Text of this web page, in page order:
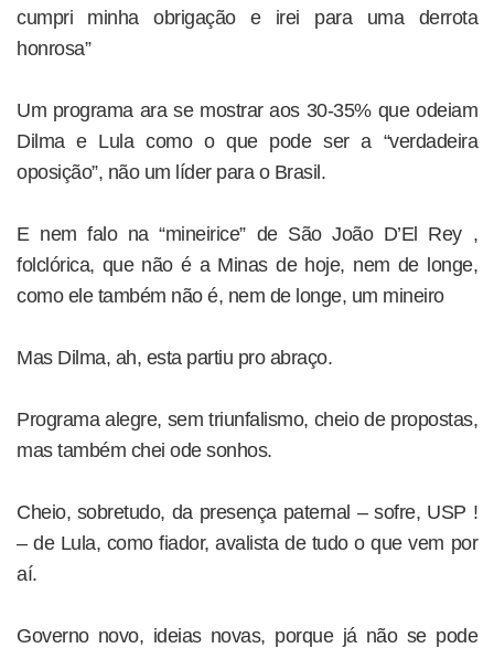
cumpri minha obrigação e irei para uma derrota
honrosa”
Um programa ara se mostrar aos 30-35% que odeiam
Dilma e Lula como o que pode ser a “verdadeira
oposição”, não um líder para o Brasil.
E nem falo na “mineirice” de São João D’El Rey ,
folclórica, que não é a Minas de hoje, nem de longe,
como ele também não é, nem de longe, um mineiro
Mas Dilma, ah, esta partiu pro abraço.
Programa alegre, sem triunfalismo, cheio de propostas,
mas também chei ode sonhos.
Cheio, sobretudo, da presença paternal – sofre, USP !
– de Lula, como fiador, avalista de tudo o que vem por
aí.
Governo novo, ideias novas, porque já não se pode